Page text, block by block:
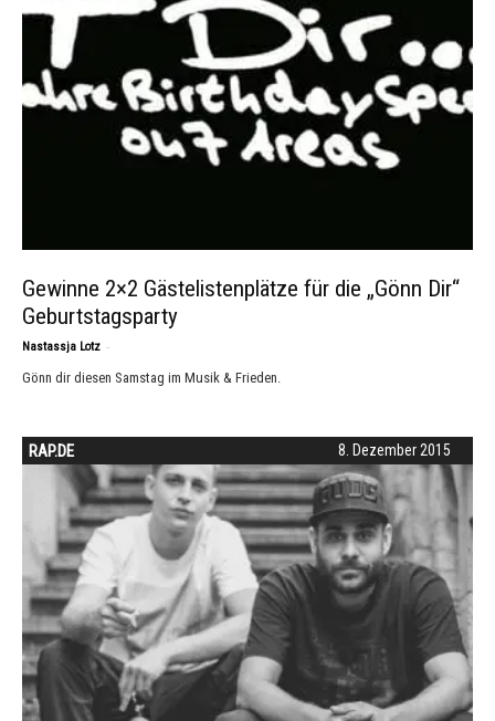
Gewinne 2×2 Gästelistenplätze für die „Gönn Dir“
Geburtstagsparty
Nastassja Lotz -
Gönn dir diesen Samstag im Musik & Frieden.
8. Dezember 2015
RAP.DE